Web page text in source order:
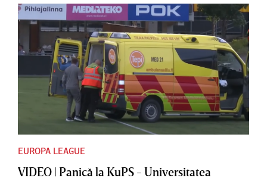
EUROPA LEAGUE
VIDEO | Panică la KuPS - Universitatea